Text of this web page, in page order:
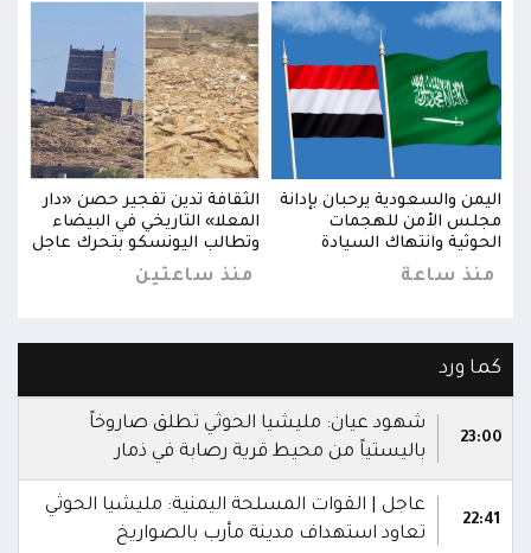
اليمن والسعودية يرحبان بإدانة
مجلس الأمن للهجمات
الحوثية وانتهاك السيادة
منذ ساعة
الثقافة تدين تفجير حصن «دار
المعلا» التاريخي في البيضاء
وتطالب اليونسكو بتحرك عاجل
منذ ساعتين
كما ورد
23:00
شهود عيان: مليشيا الحوثي تطلق صاروخاً
باليستياً من محيط قرية رصابة في ذمار
22:41
عاجل | القوات المسلحة اليمنية: مليشيا الحوثي
تعاود استهداف مدينة مأرب بالصواريخ